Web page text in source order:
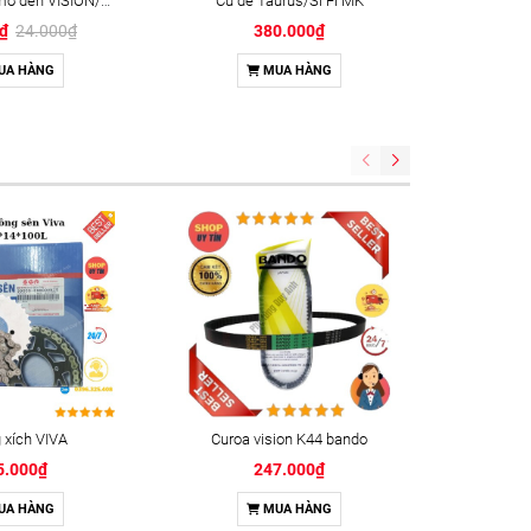
24.000₫
HÀNG
380.000₫
MUA HÀNG
xích VIVA
HÀNG
Curoa vision K44 bando
247.000₫
MUA HÀNG